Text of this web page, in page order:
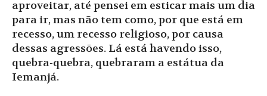
aproveitar, até pensei em esticar mais um dia
para ir, mas não tem como, por que está em
recesso, um recesso religioso, por causa
dessas agressões. Lá está havendo isso,
quebra-quebra, quebraram a estátua da
Iemanjá.